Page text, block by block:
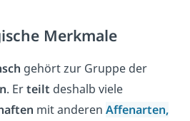
Merkmale
gehört zur Gruppe der
. Erteilt deshalb viele
mit anderen Affenarten,